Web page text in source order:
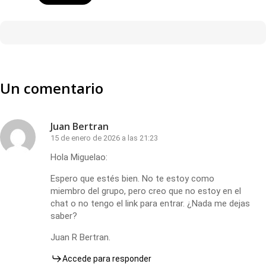
Un comentario
Juan Bertran
15 de enero de 2026 a las 21:23
Hola Miguelao:
Espero que estés bien. No te estoy como
miembro del grupo, pero creo que no estoy en el
chat o no tengo el link para entrar. ¿Nada me dejas
saber?
Juan R Bertran.
Accede para responder